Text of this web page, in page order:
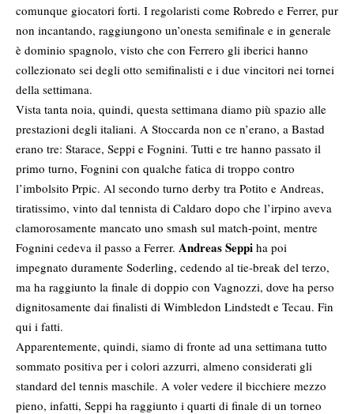
comunque giocatori forti. I regolaristi come Robredo e Ferrer, pur
non incantando, raggiungono un’onesta semifinale e in generale
è dominio spagnolo, visto che con Ferrero gli iberici hanno
collezionato sei degli otto semifinalisti e i due vincitori nei tornei
della settimana.
Vista tanta noia, quindi, questa settimana diamo più spazio alle
prestazioni degli italiani. A Stoccarda non ce n’erano, a Bastad
erano tre: Starace, Seppi e Fognini. Tutti e tre hanno passato il
primo turno, Fognini con qualche fatica di troppo contro
l’imbolsito Prpic. Al secondo turno derby tra Potito e Andreas,
tiratissimo, vinto dal tennista di Caldaro dopo che l’irpino aveva
clamorosamente mancato uno smash sul match-point, mentre
Fognini cedeva il passo a Ferrer. Andreas Seppi ha poi
impegnato duramente Soderling, cedendo al tie-break del terzo,
ma ha raggiunto la finale di doppio con Vagnozzi, dove ha perso
dignitosamente dai finalisti di Wimbledon Lindstedt e Tecau. Fin
qui i fatti.
Apparentemente, quindi, siamo di fronte ad una settimana tutto
sommato positiva per i colori azzurri, almeno considerati gli
standard del tennis maschile. A voler vedere il bicchiere mezzo
pieno, infatti, Seppi ha raggiunto i quarti di finale di un torneo